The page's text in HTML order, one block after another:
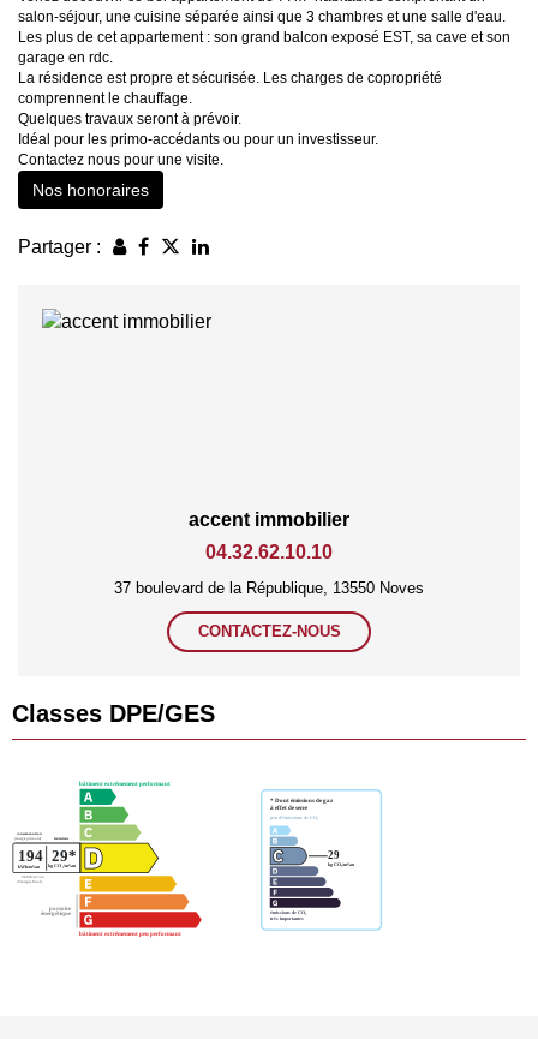
salon-séjour, une cuisine séparée ainsi que 3 chambres et une salle d'eau.
Les plus de cet appartement : son grand balcon exposé EST, sa cave et son
garage en rdc.
La résidence est propre et sécurisée. Les charges de copropriété
comprennent le chauffage.
Quelques travaux seront à prévoir.
Idéal pour les primo-accédants ou pour un investisseur.
Contactez nous pour une visite.
Nos honoraires
Partager :
accent immobilier
04.32.62.10.10
37 boulevard de la République, 13550 Noves
CONTACTEZ-NOUS
Classes DPE/GES